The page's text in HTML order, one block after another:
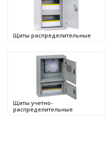
Щиты распределительные
Щиты учетно-
распределительные